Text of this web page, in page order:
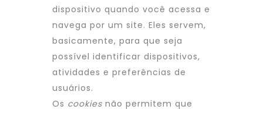
dispositivo quando você acessa e
navega por um site. Eles servem,
basicamente, para que seja
possível identificar dispositivos,
atividades e preferências de
usuários.
Os cookies não permitem que